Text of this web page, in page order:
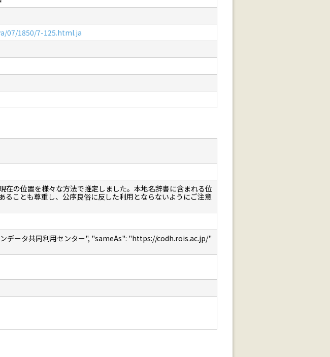
07/1850/7-125.html.ja
の位置を様々な方法で推定しました。本地名辞書に含まれる位
ことも尊重し、公序良俗に反した利用とならないようにご注意
データ共同利用センター", "sameAs": "https://codh.rois.ac.jp/"